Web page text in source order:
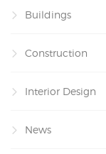
Buildings
Construction
Interior Design
News